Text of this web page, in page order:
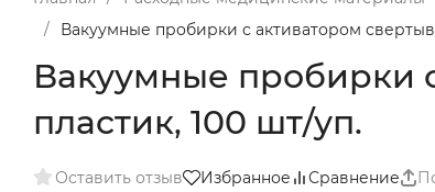
/
Вакуумные пробирки с активатором
Вакуумные пробирки
пластик, 100 шт/уп.
Оставить отзыв Избранное Сравнение